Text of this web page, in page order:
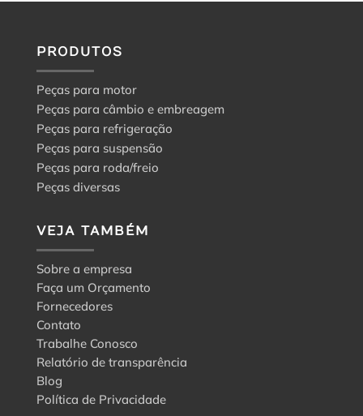
PRODUTOS
Peças para motor
Peças para câmbio e embreagem
Peças para refrigeração
Peças para suspensão
Peças para roda/freio
Peças diversas
VEJA TAMBÉM
Sobre a empresa
Faça um Orçamento
Fornecedores
Contato
Trabalhe Conosco
Relatório de transparência
Blog
Política de Privacidade